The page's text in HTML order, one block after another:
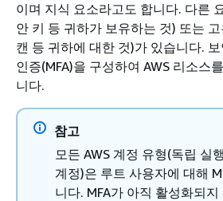
이며 지식 요소라고도 합니다. 다른
안 키 등 귀하가 보유하는 것) 또는
캔 등 귀하에 대한 것)가 있습니다.
인증(MFA)을 구성하여 AWS 리소스
니다.
참고
모든 AWS 계정 유형(독립 실
계정)은 루트 사용자에 대해
니다. MFA가 아직 활성화되